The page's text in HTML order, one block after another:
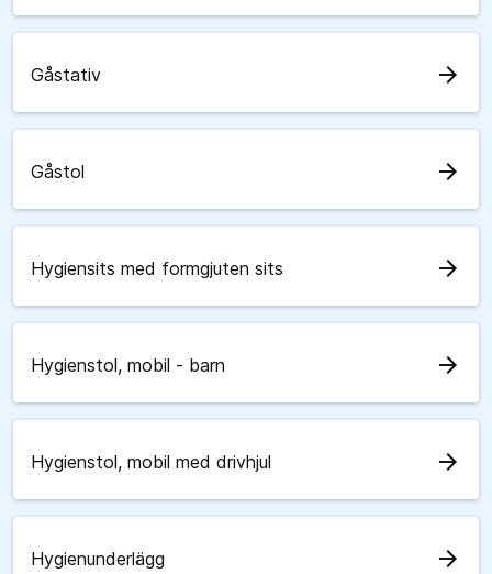
Gåstativ arrow_forward
Gåstol arrow_forward
Hygiensits med formgjuten sits arrow_forward
Hygienstol, mobil - barn arrow_forward
Hygienstol, mobil med drivhjul arrow_forward
Hygienunderlägg arrow_forward